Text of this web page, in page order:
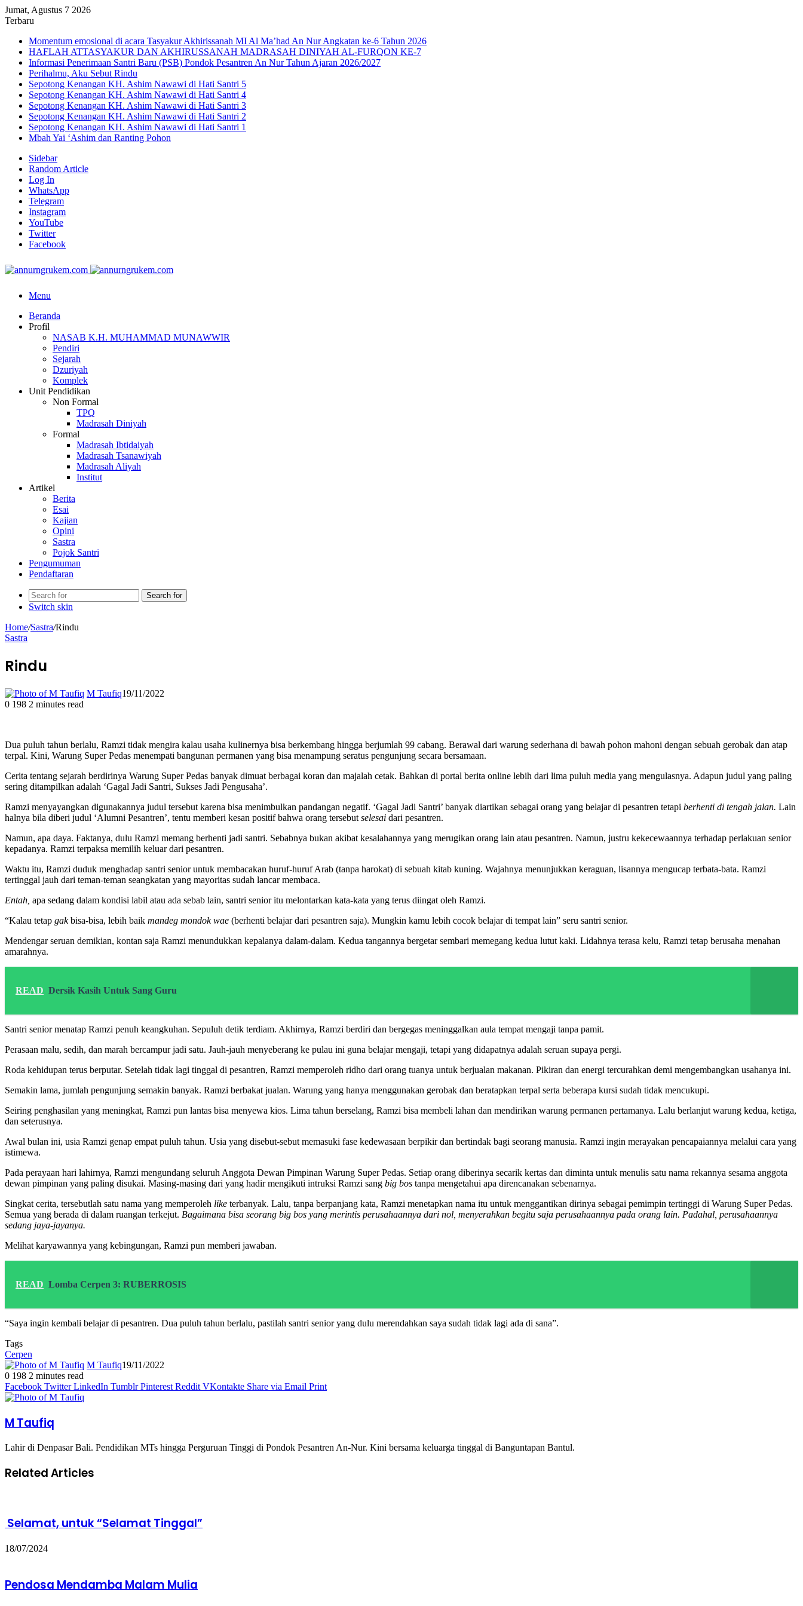
Jumat, Agustus 7 2026
Terbaru
Momentum emosional di acara Tasyakur Akhirissanah MI Al Ma’had An Nur Angkatan ke-6 Tahun 2026
HAFLAH ATTASYAKUR DAN AKHIRUSSANAH MADRASAH DINIYAH AL-FURQON KE-7
Informasi Penerimaan Santri Baru (PSB) Pondok Pesantren An Nur Tahun Ajaran 2026/2027
Perihalmu, Aku Sebut Rindu
Sepotong Kenangan KH. Ashim Nawawi di Hati Santri 5
Sepotong Kenangan KH. Ashim Nawawi di Hati Santri 4
Sepotong Kenangan KH. Ashim Nawawi di Hati Santri 3
Sepotong Kenangan KH. Ashim Nawawi di Hati Santri 2
Sepotong Kenangan KH. Ashim Nawawi di Hati Santri 1
Mbah Yai ‘Ashim dan Ranting Pohon
Sidebar
Random Article
Log In
WhatsApp
Telegram
Instagram
YouTube
Twitter
Facebook
Menu
Beranda
Profil
NASAB K.H. MUHAMMAD MUNAWWIR
Pendiri
Sejarah
Dzuriyah
Komplek
Unit Pendidikan
Non Formal
TPQ
Madrasah Diniyah
Formal
Madrasah Ibtidaiyah
Madrasah Tsanawiyah
Madrasah Aliyah
Institut
Artikel
Berita
Esai
Kajian
Opini
Sastra
Pojok Santri
Pengumuman
Pendaftaran
Search for
Switch skin
Home/Sastra/Rindu
Sastra
Rindu
M Taufiq19/11/2022
0 198 2 minutes read
Dua puluh tahun berlalu, Ramzi tidak mengira kalau usaha kulinernya bisa berkembang hingga berjumlah 99 cabang. Berawal dari warung sederhana di bawah pohon mahoni dengan sebuah gerobak dan atap
terpal. Kini, Warung Super Pedas menempati bangunan permanen yang bisa menampung seratus pengunjung secara bersamaan.
Cerita tentang sejarah berdirinya Warung Super Pedas banyak dimuat berbagai koran dan majalah cetak. Bahkan di portal berita online lebih dari lima puluh media yang mengulasnya. Adapun judul yang paling
sering ditampilkan adalah ‘Gagal Jadi Santri, Sukses Jadi Pengusaha’.
Ramzi menyayangkan digunakannya judul tersebut karena bisa menimbulkan pandangan negatif. ‘Gagal Jadi Santri’ banyak diartikan sebagai orang yang belajar di pesantren tetapi berhenti di tengah jalan. Lain
halnya bila diberi judul ‘Alumni Pesantren’, tentu memberi kesan positif bahwa orang tersebut selesai dari pesantren.
Namun, apa daya. Faktanya, dulu Ramzi memang berhenti jadi santri. Sebabnya bukan akibat kesalahannya yang merugikan orang lain atau pesantren. Namun, justru kekecewaannya terhadap perlakuan senior
kepadanya. Ramzi terpaksa memilih keluar dari pesantren.
Waktu itu, Ramzi duduk menghadap santri senior untuk membacakan huruf-huruf Arab (tanpa harokat) di sebuah kitab kuning. Wajahnya menunjukkan keraguan, lisannya mengucap terbata-bata. Ramzi
tertinggal jauh dari teman-teman seangkatan yang mayoritas sudah lancar membaca.
Entah, apa sedang dalam kondisi labil atau ada sebab lain, santri senior itu melontarkan kata-kata yang terus diingat oleh Ramzi.
“Kalau tetap gakbisa-bisa, lebih baik mandeg mondok wae (berhenti belajar dari pesantren saja). Mungkin kamu lebih cocok belajar di tempat lain” seru santri senior.
Mendengar seruan demikian, kontan saja Ramzi menundukkan kepalanya dalam-dalam. Kedua tangannya bergetar sembari memegang kedua lutut kaki. Lidahnya terasa kelu, Ramzi tetap berusaha menahan
amarahnya.
READ Dersik Kasih Untuk Sang Guru
Santri senior menatap Ramzi penuh keangkuhan. Sepuluh detik terdiam. Akhirnya, Ramzi berdiri dan bergegas meninggalkan aula tempat mengaji tanpa pamit.
Perasaan malu, sedih, dan marah bercampur jadi satu. Jauh-jauh menyeberang ke pulau ini guna belajar mengaji, tetapi yang didapatnya adalah seruan supaya pergi.
Roda kehidupan terus berputar. Setelah tidak lagi tinggal di pesantren, Ramzi memperoleh ridho dari orang tuanya untuk berjualan makanan. Pikiran dan energi tercurahkan demi mengembangkan usahanya ini.
Semakin lama, jumlah pengunjung semakin banyak. Ramzi berbakat jualan. Warung yang hanya menggunakan gerobak dan beratapkan terpal serta beberapa kursi sudah tidak mencukupi.
Seiring penghasilan yang meningkat, Ramzi pun lantas bisa menyewa kios. Lima tahun berselang, Ramzi bisa membeli lahan dan mendirikan warung permanen pertamanya. Lalu berlanjut warung kedua, ketiga,
dan seterusnya.
Awal bulan ini, usia Ramzi genap empat puluh tahun. Usia yang disebut-sebut memasuki fase kedewasaan berpikir dan bertindak bagi seorang manusia. Ramzi ingin merayakan pencapaiannya melalui cara yang
istimewa.
Pada perayaan hari lahirnya, Ramzi mengundang seluruh Anggota Dewan Pimpinan Warung Super Pedas. Setiap orang diberinya secarik kertas dan diminta untuk menulis satu nama rekannya sesama anggota
dewan pimpinan yang paling disukai. Masing-masing dari yang hadir mengikuti intruksi Ramzi sang big bos tanpa mengetahui apa direncanakan sebenarnya.
Singkat cerita, tersebutlah satu nama yang memperoleh like terbanyak. Lalu, tanpa berpanjang kata, Ramzi menetapkan nama itu untuk menggantikan dirinya sebagai pemimpin tertinggi di Warung Super Pedas.
Semua yang berada di dalam ruangan terkejut. Bagaimana bisa seorang big bos yang merintis perusahaannya dari nol, menyerahkan begitu saja perusahaannya pada orang lain. Padahal, perusahaannya
sedang jaya-jayanya.
Melihat karyawannya yang kebingungan, Ramzi pun memberi jawaban.
READ Lomba Cerpen 3: RUBERROSIS
“Saya ingin kembali belajar di pesantren. Dua puluh tahun berlalu, pastilah santri senior yang dulu merendahkan saya sudah tidak lagi ada di sana”.
Tags
Cerpen
M Taufiq19/11/2022
0 198 2 minutes read
Facebook Twitter LinkedIn Tumblr Pinterest Reddit VKontakte Share via Email Print
M Taufiq
Lahir di Denpasar Bali. Pendidikan MTs hingga Perguruan Tinggi di Pondok Pesantren An-Nur. Kini bersama keluarga tinggal di Banguntapan Bantul.
Related Articles
Selamat, untuk “Selamat Tinggal”
18/07/2024
Pendosa Mendamba Malam Mulia